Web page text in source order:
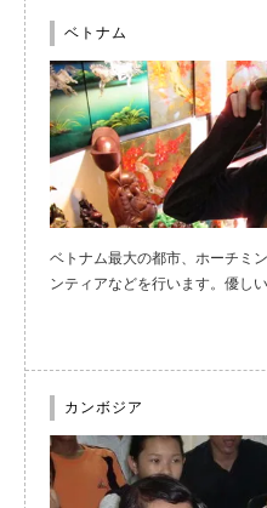
ベトナム
ベトナム最大の都市、ホーチミ
ンティアなどを行います。優し
カンボジア